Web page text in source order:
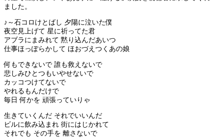
ました。
♪～石コロけとばし 夕陽に泣いた僕
夜空見上げて 星に祈ってた君
アブラにまみれて 黙り込んだあいつ
仕事ほっぽらかして ほおづえつくあの娘
何もできないで 誰も救えないで
悲しみひとつもいやせないで
カッコつけてないで
やれるもんだけで
毎日 何かを 頑張っていりゃ
生きていくんだ それでいいんだ
ビルに飲み込まれ 街にはじかれて
それでも その手を 離さないで